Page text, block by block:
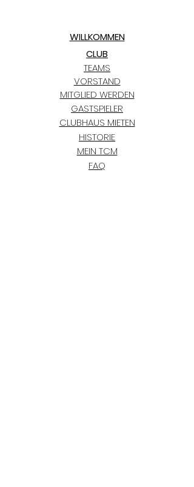
WILLKOMMEN
TEAMS
VORSTAND
CLUB
HISTORIE
MITGLIED WERDEN
GASTSPIELER
CLUBHAUS MIETEN
MEIN TCM
FAQ